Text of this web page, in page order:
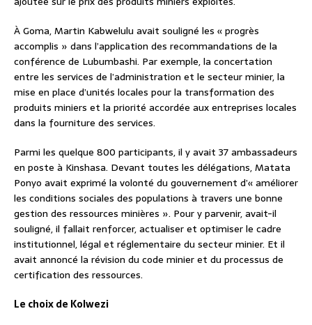
À Goma, Martin Kabwelulu avait souligné les « progrès
accomplis » dans l’application des recommandations de la
conférence de Lubumbashi. Par exemple, la concertation
entre les services de l’administration et le secteur minier, la
mise en place d’unités locales pour la transformation des
produits miniers et la priorité accordée aux entreprises locales
dans la fourniture des services.
Parmi les quelque 800 participants, il y avait 37 ambassadeurs
en poste à Kinshasa. Devant toutes les délégations, Matata
Ponyo avait exprimé la volonté du gouvernement d’« améliorer
les conditions sociales des populations à travers une bonne
gestion des ressources minières ». Pour y parvenir, avait-il
souligné, il fallait renforcer, actualiser et optimiser le cadre
institutionnel, légal et réglementaire du secteur minier. Et il
avait annoncé la révision du code minier et du processus de
certification des ressources.
Le choix de Kolwezi